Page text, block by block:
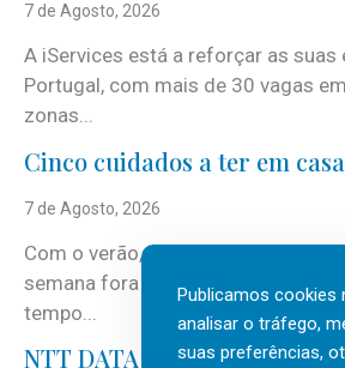
7 de Agosto, 2026
A iServices está a reforçar as suas
Portugal, com mais de 30 vagas
zonas...
Cinco cuidados a ter em
7 de Agosto, 2026
Com o verão, chegam também as
semana fora e os dias em que a
tempo...
NTT DATA Insurtech Global
Publicamos cookies
analisar o tráfego,
suas preferências,